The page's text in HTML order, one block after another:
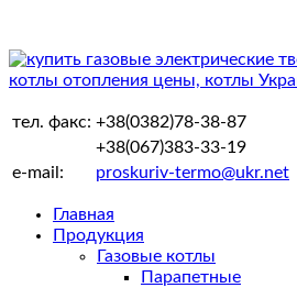
тел. факс: +38(0382)78-38-87
+38(067)383-33-19
e-mail:
proskuriv-termo@ukr.net
Главная
Продукция
Газовые котлы
Парапетные